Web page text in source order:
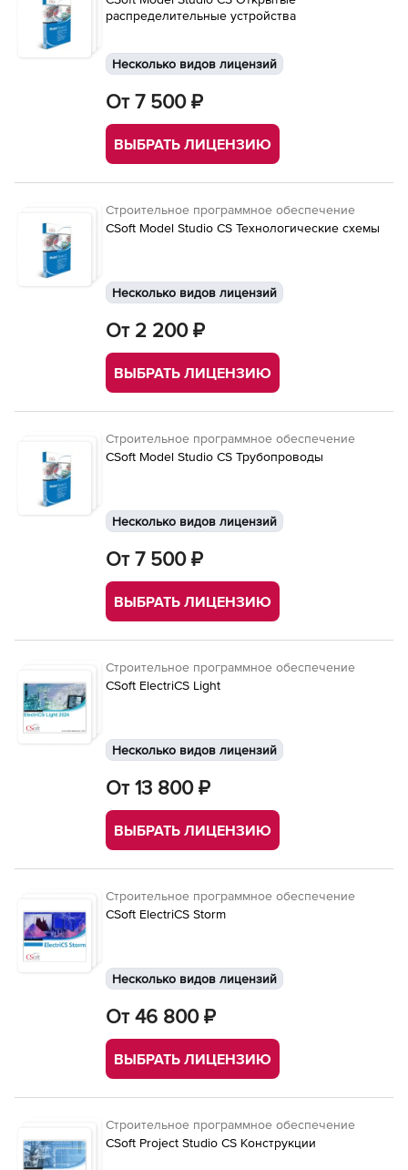
распределительные устройства
Несколько видов лицензий
От 7 500 ₽
ВЫБРАТЬ ЛИЦЕНЗИЮ
Строительное программное обеспечение
CSoft Model Studio CS Технологические схемы
Несколько видов лицензий
От 2 200 ₽
ВЫБРАТЬ ЛИЦЕНЗИЮ
Строительное программное обеспечение
CSoft Model Studio CS Трубопроводы
Несколько видов лицензий
От 7 500 ₽
ВЫБРАТЬ ЛИЦЕНЗИЮ
Строительное программное обеспечение
CSoft ElectriCS Light
Несколько видов лицензий
От 13 800 ₽
ВЫБРАТЬ ЛИЦЕНЗИЮ
Строительное программное обеспечение
CSoft ElectriCS Storm
Несколько видов лицензий
От 46 800 ₽
ВЫБРАТЬ ЛИЦЕНЗИЮ
Строительное программное обеспечение
CSoft Project Studio CS Конструкции